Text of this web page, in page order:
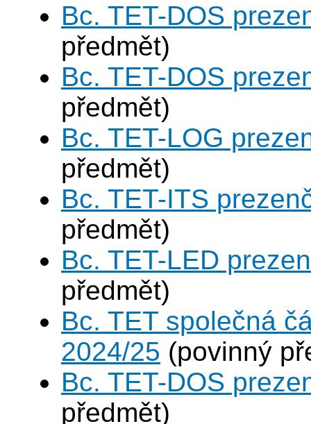
Bc. TET-DOS
předmět)
Bc. TET-DOS
předmět)
Bc. TET-LOG
předmět)
Bc. TET-ITS
předmět)
Bc. TET-LED
předmět)
Bc. TET společná
2024/25 (povinný
Bc. TET-DOS
předmět)